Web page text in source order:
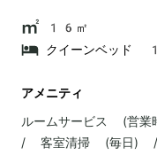
16㎡
クイーンベッ
アメニティ
ルームサービス (営
/ 客室清掃 (毎日)